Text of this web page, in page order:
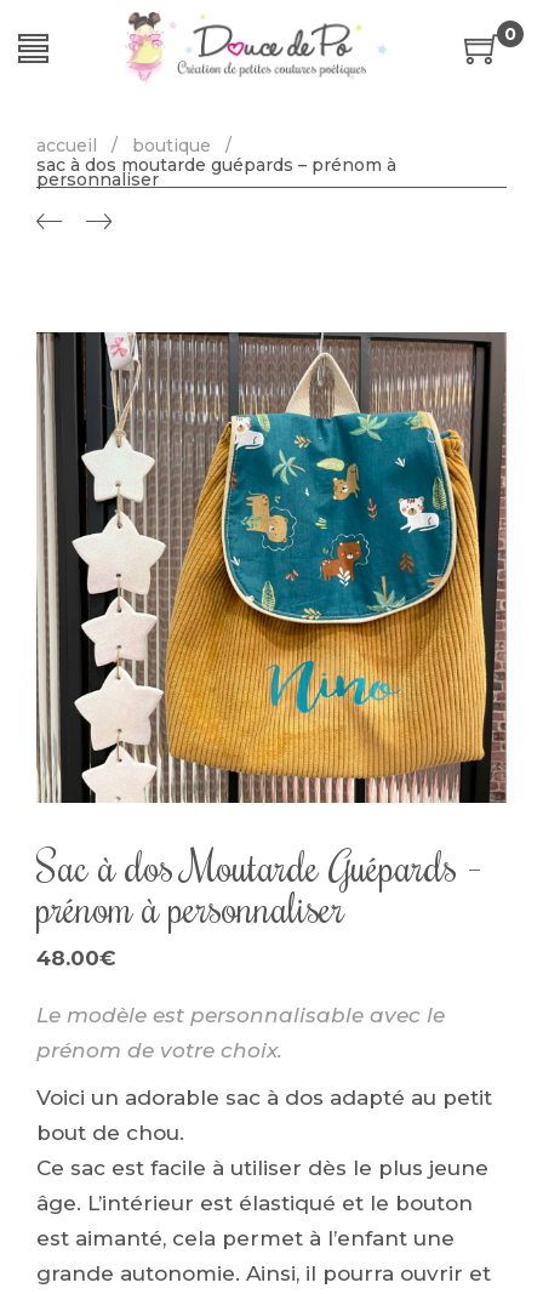
0
accueil / boutique
/
sac à dos moutarde guépards – prénom à
personnaliser
Sac à dos Moutarde Guépards –
prénom à personnaliser
48.00€
Le modèle est personnalisable avec le
prénom de votre choix.
Voici un adorable sac à dos adapté au petit
bout de chou.
Ce sac est facile à utiliser dès le plus jeune
âge. L’intérieur est élastiqué et le bouton
est aimanté, cela permet à l’enfant une
grande autonomie. Ainsi, il pourra ouvrir et